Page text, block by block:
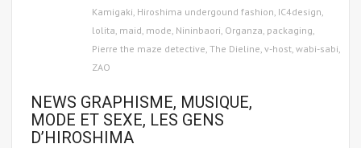
Kamigaki Hiroshima undergound fashion IC4design
lolita maid mode Nininbaori Organza packaging
Pierre the maze detective The Dieline v-host wabi-sabi
ZAO
NEWS GRAPHISME, MUSIQUE,
MODE ET SEXE, LES GENS
D’HIROSHIMA